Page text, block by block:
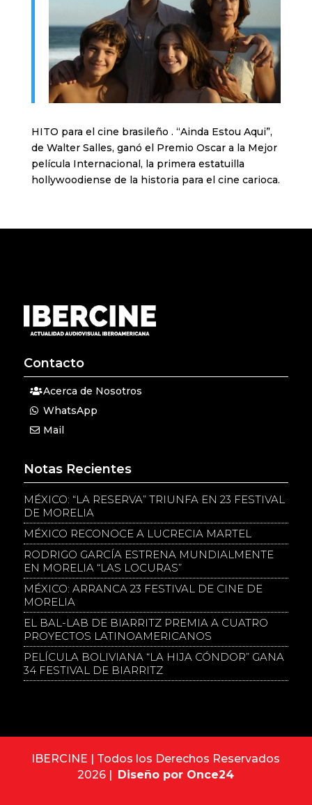
HITO para el cine brasileño . “Ainda Estou Aqui”,
de Walter Salles, ganó el Premio Oscar a la Mejor
película Internacional, la primera estatuilla
hollywoodiense de la historia para el cine carioca.
Contacto
Acerca de Nosotros
WhatsApp
Mail
Notas Recientes
MÉXICO: “LA RESERVA” TRIUNFA EN 23 FESTIVAL
DE MORELIA
MÉXICO RECONOCE A LUCRECIA MARTEL
RODRIGO GARCÍA ESTRENA MUNDIALMENTE
EN MORELIA “LAS LOCURAS”
MÉXICO: ARRANCA 23 FESTIVAL DE CINE DE
MORELIA
EL BAL-LAB DE BIARRITZ PREMIA A CUATRO
PROYECTOS LATINOAMERICANOS
PELÍCULA BOLIVIANA “LA HIJA CÓNDOR” GANA
34 FESTIVAL DE BIARRITZ
IBERCINE | Todos los Derechos Reservados
2026 | Diseño por Once24